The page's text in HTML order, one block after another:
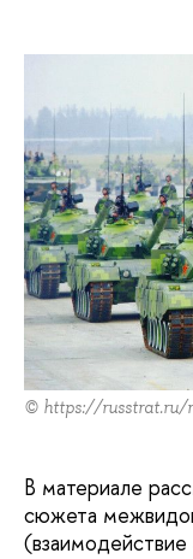
© https://russtrat.ru/
В материале
сюжета